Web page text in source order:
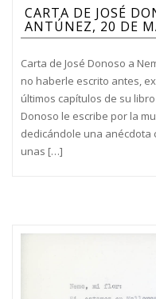
CARTA DE JOSÉ
ANTÚNEZ, 20 DE
Carta de José Donoso a
no haberle escrito antes,
últimos capítulos de su
Donoso le escribe por la
dedicándole una anécdota
unas […]